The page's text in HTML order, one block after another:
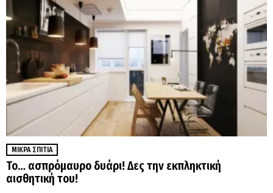
ΜΙΚΡΆ ΣΠΊΤΙΑ
Το… ασπρόμαυρο δυάρι! Δες την εκπληκτική
αισθητική του!